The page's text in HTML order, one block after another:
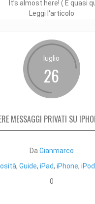
Leggi l'articolo
luglio
26
MESSAGGI PRIVATI SU
Da Gianmarco
, Guide, iPad, iPhone, iPod
0